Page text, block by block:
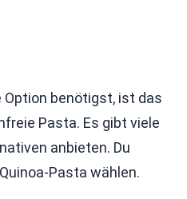
benötigst, ist das
Pasta. Es gibt viele
anbieten. Du
Pasta wählen.